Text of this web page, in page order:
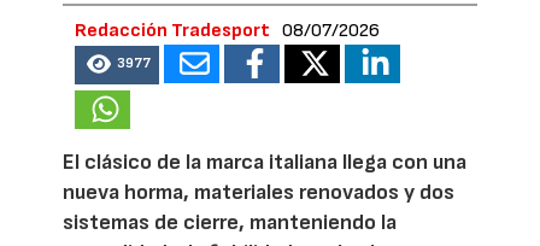
Redacción Tradesport 08/07/2026
3977
El clásico de la marca italiana llega con una
nueva horma, materiales renovados y dos
sistemas de cierre, manteniendo la